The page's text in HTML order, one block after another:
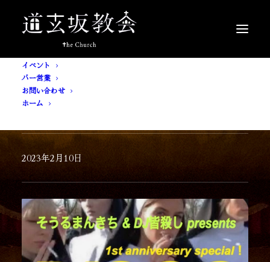
イベント
バー営業
お問い合わせ
ホーム
[ 入場無料 ] DISCONOW
2023年2月10日